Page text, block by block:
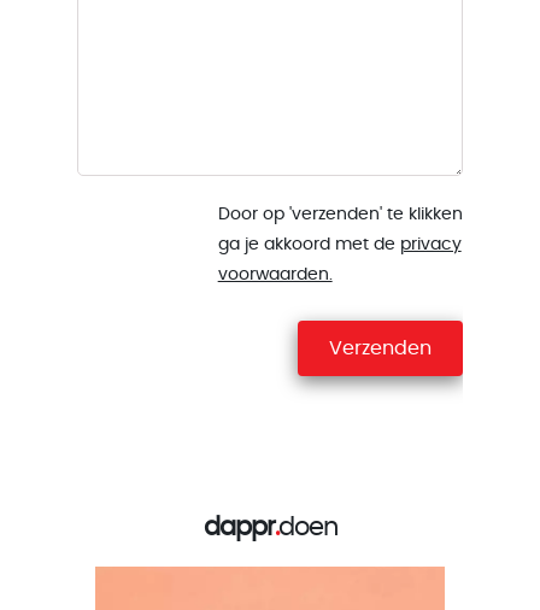
Door op 'verzenden' te klikken
ga je akkoord met de privacy
voorwaarden.
Verzenden
dappr.doen